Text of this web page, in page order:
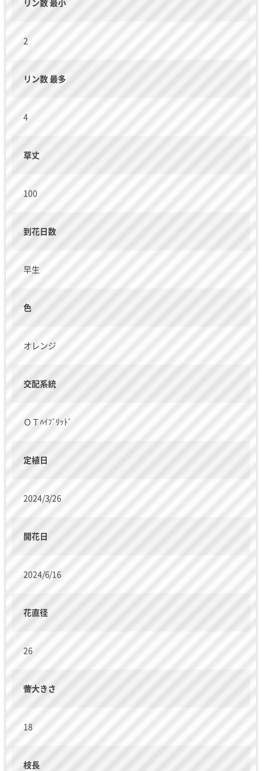
リン数 最小
2
リン数 最多
4
草丈
100
到花日数
早生
色
オレンジ
交配系統
ＯＴﾊｲﾌﾞﾘｯﾄﾞ
定植日
2024/3/26
開花日
2024/6/16
花直径
26
蕾大きさ
18
枝長